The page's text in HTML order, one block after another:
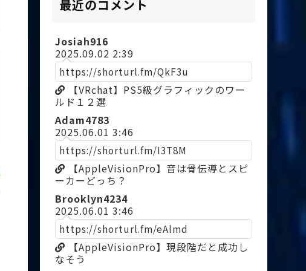
最近のコメント
Josiah916
2025.09.02 2:39
https://shorturl.fm/QkF3u
【VRchat】PS5級グラフィックのワー
ルド１２選
Adam4783
2025.06.01 3:46
https://shorturl.fm/I3T8M
【AppleVisionPro】音は骨伝導とスピ
ーカーどっち？
Brooklyn4234
2025.06.01 3:46
https://shorturl.fm/eAlmd
【AppleVisionPro】現段階だと成功し
なそう